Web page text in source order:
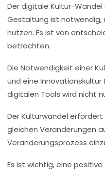
Der digitale Kultur-
Gestaltung ist notwendig,
nutzen. Es ist von
betrachten.
Die Notwendigkeit einer
und eine Innovationskultur
digitalen Tools wird nicht
Der Kulturwandel
gleichen Veränderungen
Veränderungsprozess
Es ist wichtig, eine positive